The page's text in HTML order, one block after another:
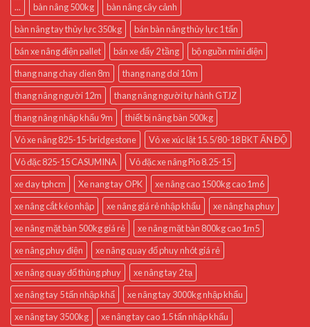
... bàn nâng 500kg
bàn nâng cây cảnh
bàn nâng tay thủy lực 350kg
bán bàn nâng thủy lực 1 tấn
bán xe nâng điện pallet
bán xe đẩy 2 tầng
bộ nguồn mini điện
thang nang chay dien 8m
thang nang doi 10m
thang nâng người 12m
thang nâng người tự hành GTJZ
thang nâng nhập khẩu 9m
thiết bị nâng bàn 500kg
Vỏ xe nâng 825-15-bridgestone
Vỏ xe xúc lật 15.5/80-18 BKT ẤN ĐỘ
Vỏ đặc 825-15 CASUMINA
Vỏ đặc xe nâng Pio 8.25-15
xe day tphcm
Xe nang tay OPK
xe nâng cao 1500kg cao 1m6
xe nâng cắt kéo nhập
xe nâng giá rẻ nhập khẩu
xe nâng hạ phuy
xe nâng mặt bàn 500kg giá rẻ
xe nâng mặt bàn 800kg cao 1m5
xe nâng phuy điện
xe nâng quay đổ phuy nhót giá rẻ
xe nâng quay đổ thùng phuy
xe nâng tay 2 tạ
xe nâng tay 5 tấn nhập khẩ
xe nâng tay 3000kg nhập khẩu
xe nâng tay 3500kg
xe nâng tay cao 1.5 tấn nhập khẩu